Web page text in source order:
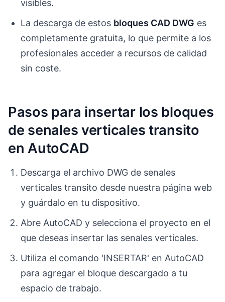
visibles.
La descarga de estos bloques CAD DWG es
completamente gratuita, lo que permite a los
profesionales acceder a recursos de calidad
sin coste.
Pasos para insertar los bloques
de senales verticales transito
en AutoCAD
Descarga el archivo DWG de senales
verticales transito desde nuestra página web
y guárdalo en tu dispositivo.
Abre AutoCAD y selecciona el proyecto en el
que deseas insertar las senales verticales.
Utiliza el comando 'INSERTAR' en AutoCAD
para agregar el bloque descargado a tu
espacio de trabajo.